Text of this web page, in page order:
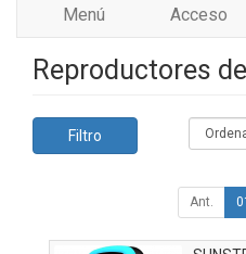
Menú Acceso
Reproductores
Filtro
Ant.